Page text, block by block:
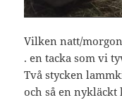
Vilken natt/
. en tacka som vi
Två stycken
och så en